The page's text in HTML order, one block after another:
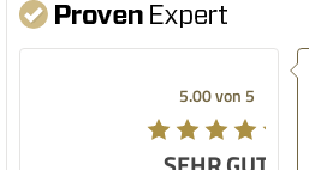
5.00 von 5